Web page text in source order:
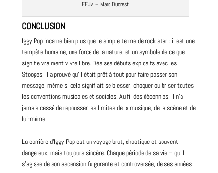
FFJM – Marc Ducrest
CONCLUSION
Iggy Pop incarne bien plus que le simple terme de rock star : il est une
tempête humaine, une force de la nature, et un symbole de ce que
signifie vraiment vivre libre. Dès ses débuts explosifs avec les
Stooges, il a prouvé qu’il était prêt à tout pour faire passer son
message, même si cela signifiait se blesser, choquer ou briser toutes
les conventions musicales et sociales. Au fil des décennies, il n’a
jamais cessé de repousser les limites de la musique, de la scène et de
lui-même.
La carrière d’Iggy Pop est un voyage brut, chaotique et souvent
dangereux, mais toujours sincère. Chaque période de sa vie – qu’il
s’agisse de son ascension fulgurante et controversée, de ses années